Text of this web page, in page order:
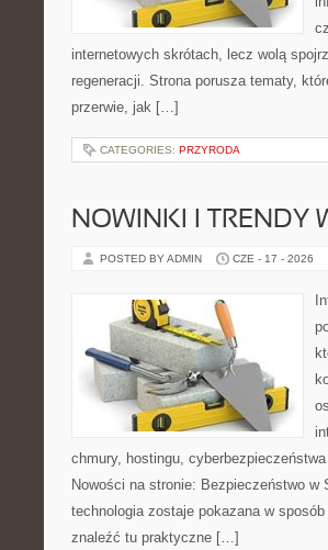
internetowych skrótach, lecz wolą
regeneracji. Strona porusza tematy,
przerwie, jak […]
CATEGORIES: PRZYRODA
NOWINKI I TRENDY
POSTED BY ADMIN CZE - 17 - 2026
chmury, hostingu,
Nowości na stronie: Bezpieczeństwo
technologia zostaje pokazana w
znaleźć tu praktyczne […]